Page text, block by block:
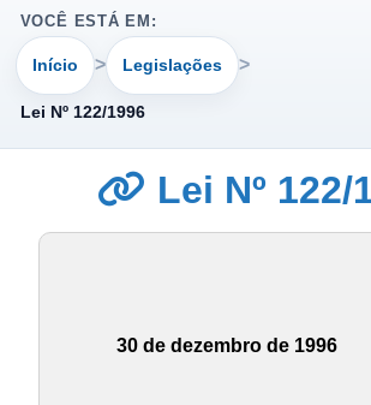
VOCÊ ESTÁ EM:
Início Legislações
Lei Nº 122/1996
Lei Nº 122/
30 de dezembro de 1996